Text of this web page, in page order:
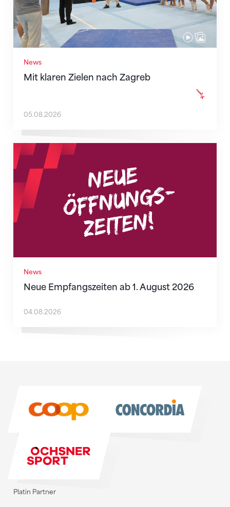
News
Mit klaren Zielen nach Zagreb
05.08.2026
News
Neue Empfangszeiten ab 1. August 2026
Neue Empfangszeiten ab 1. August 2026
04.08.2026
Platin Partner